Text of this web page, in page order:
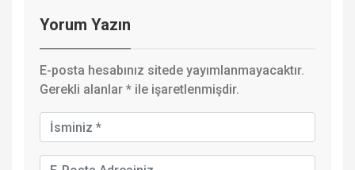
Yorum Yazın
E-posta hesabınız sitede yayımlanmayacaktır.
Gerekli alanlar * ile işaretlenmişdir.